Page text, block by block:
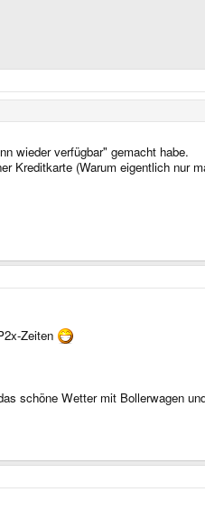
wieder verfügbar" gemacht habe.
Kreditkarte (Warum eigentlich nur
Zeiten
schöne Wetter mit Bollerwagen